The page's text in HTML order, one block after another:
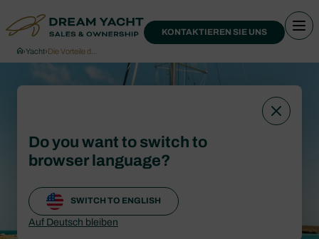
KONTAKTIEREN SIE UNS
›Yacht›Die Vorteile d…
Do you want to switch to
browser language?
SWITCH TO ENGLISH
Auf Deutsch bleiben